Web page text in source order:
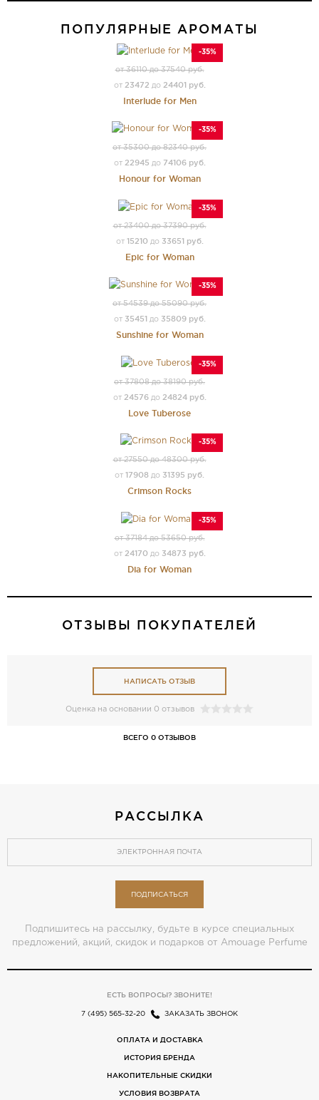
ПОПУЛЯРНЫЕ АРОМАТЫ
-35%
от 36110 до 37540 руб.
от 23472 до 24401 руб.
Interlude for Men
-35%
от 35300 до 82340 руб.
от 22945 до 74106 руб.
Honour for Woman
-35%
от 23400 до 37390 руб.
от 15210 до 33651 руб.
Epic for Woman
-35%
от 54539 до 55090 руб.
от 35451 до 35809 руб.
Sunshine for Woman
-35%
от 37808 до 38190 руб.
от 24576до 24824 руб.
Love Tuberose
-35%
от 27550 до 48300 руб.
от 17908 до 31395 руб.
Crimson Rocks
-35%
от 37184 до 53650 руб.
от 24170 до 34873 руб.
Dia for Woman
ОТЗЫВЫ ПОКУПАТЕЛЕЙ
НАПИСАТЬ ОТЗЫВ
Оценка на основании 0 отзывов
ВСЕГО 0 ОТЗЫВОВ
РАССЫЛКА
ПОДПИСАТЬСЯ
Подпишитесь на рассылку, будьте в курсе специальных
предложений, акций, скидок и подарков от Amouage Perfume
ЕСТЬ ВОПРОСЫ? ЗВОНИТЕ!
7 (495) 565-32-20 ЗАКАЗАТЬ ЗВОНОК
ОПЛАТА И ДОСТАВКА
ИСТОРИЯ БРЕНДА
НАКОПИТЕЛЬНЫЕ СКИДКИ
УСЛОВИЯ ВОЗВРАТА